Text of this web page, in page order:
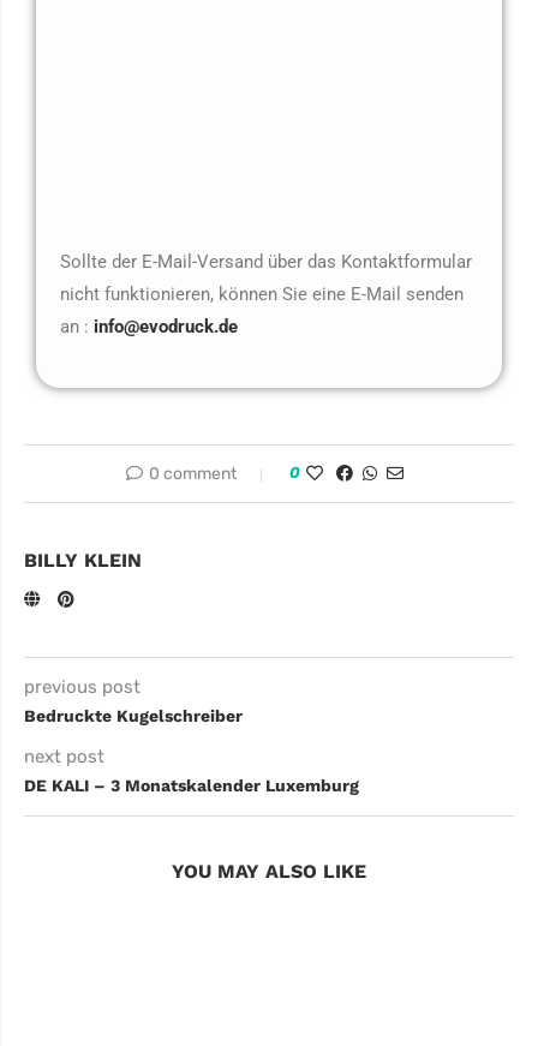
Sollte der E-Mail-Versand über das Kontaktformular
nicht funktionieren, können Sie eine E-Mail senden
an : info@evodruck.de
0 comment 0
BILLY KLEIN
previous post
Bedruckte Kugelschreiber
next post
DE KALI – 3 Monatskalender Luxemburg
YOU MAY ALSO LIKE